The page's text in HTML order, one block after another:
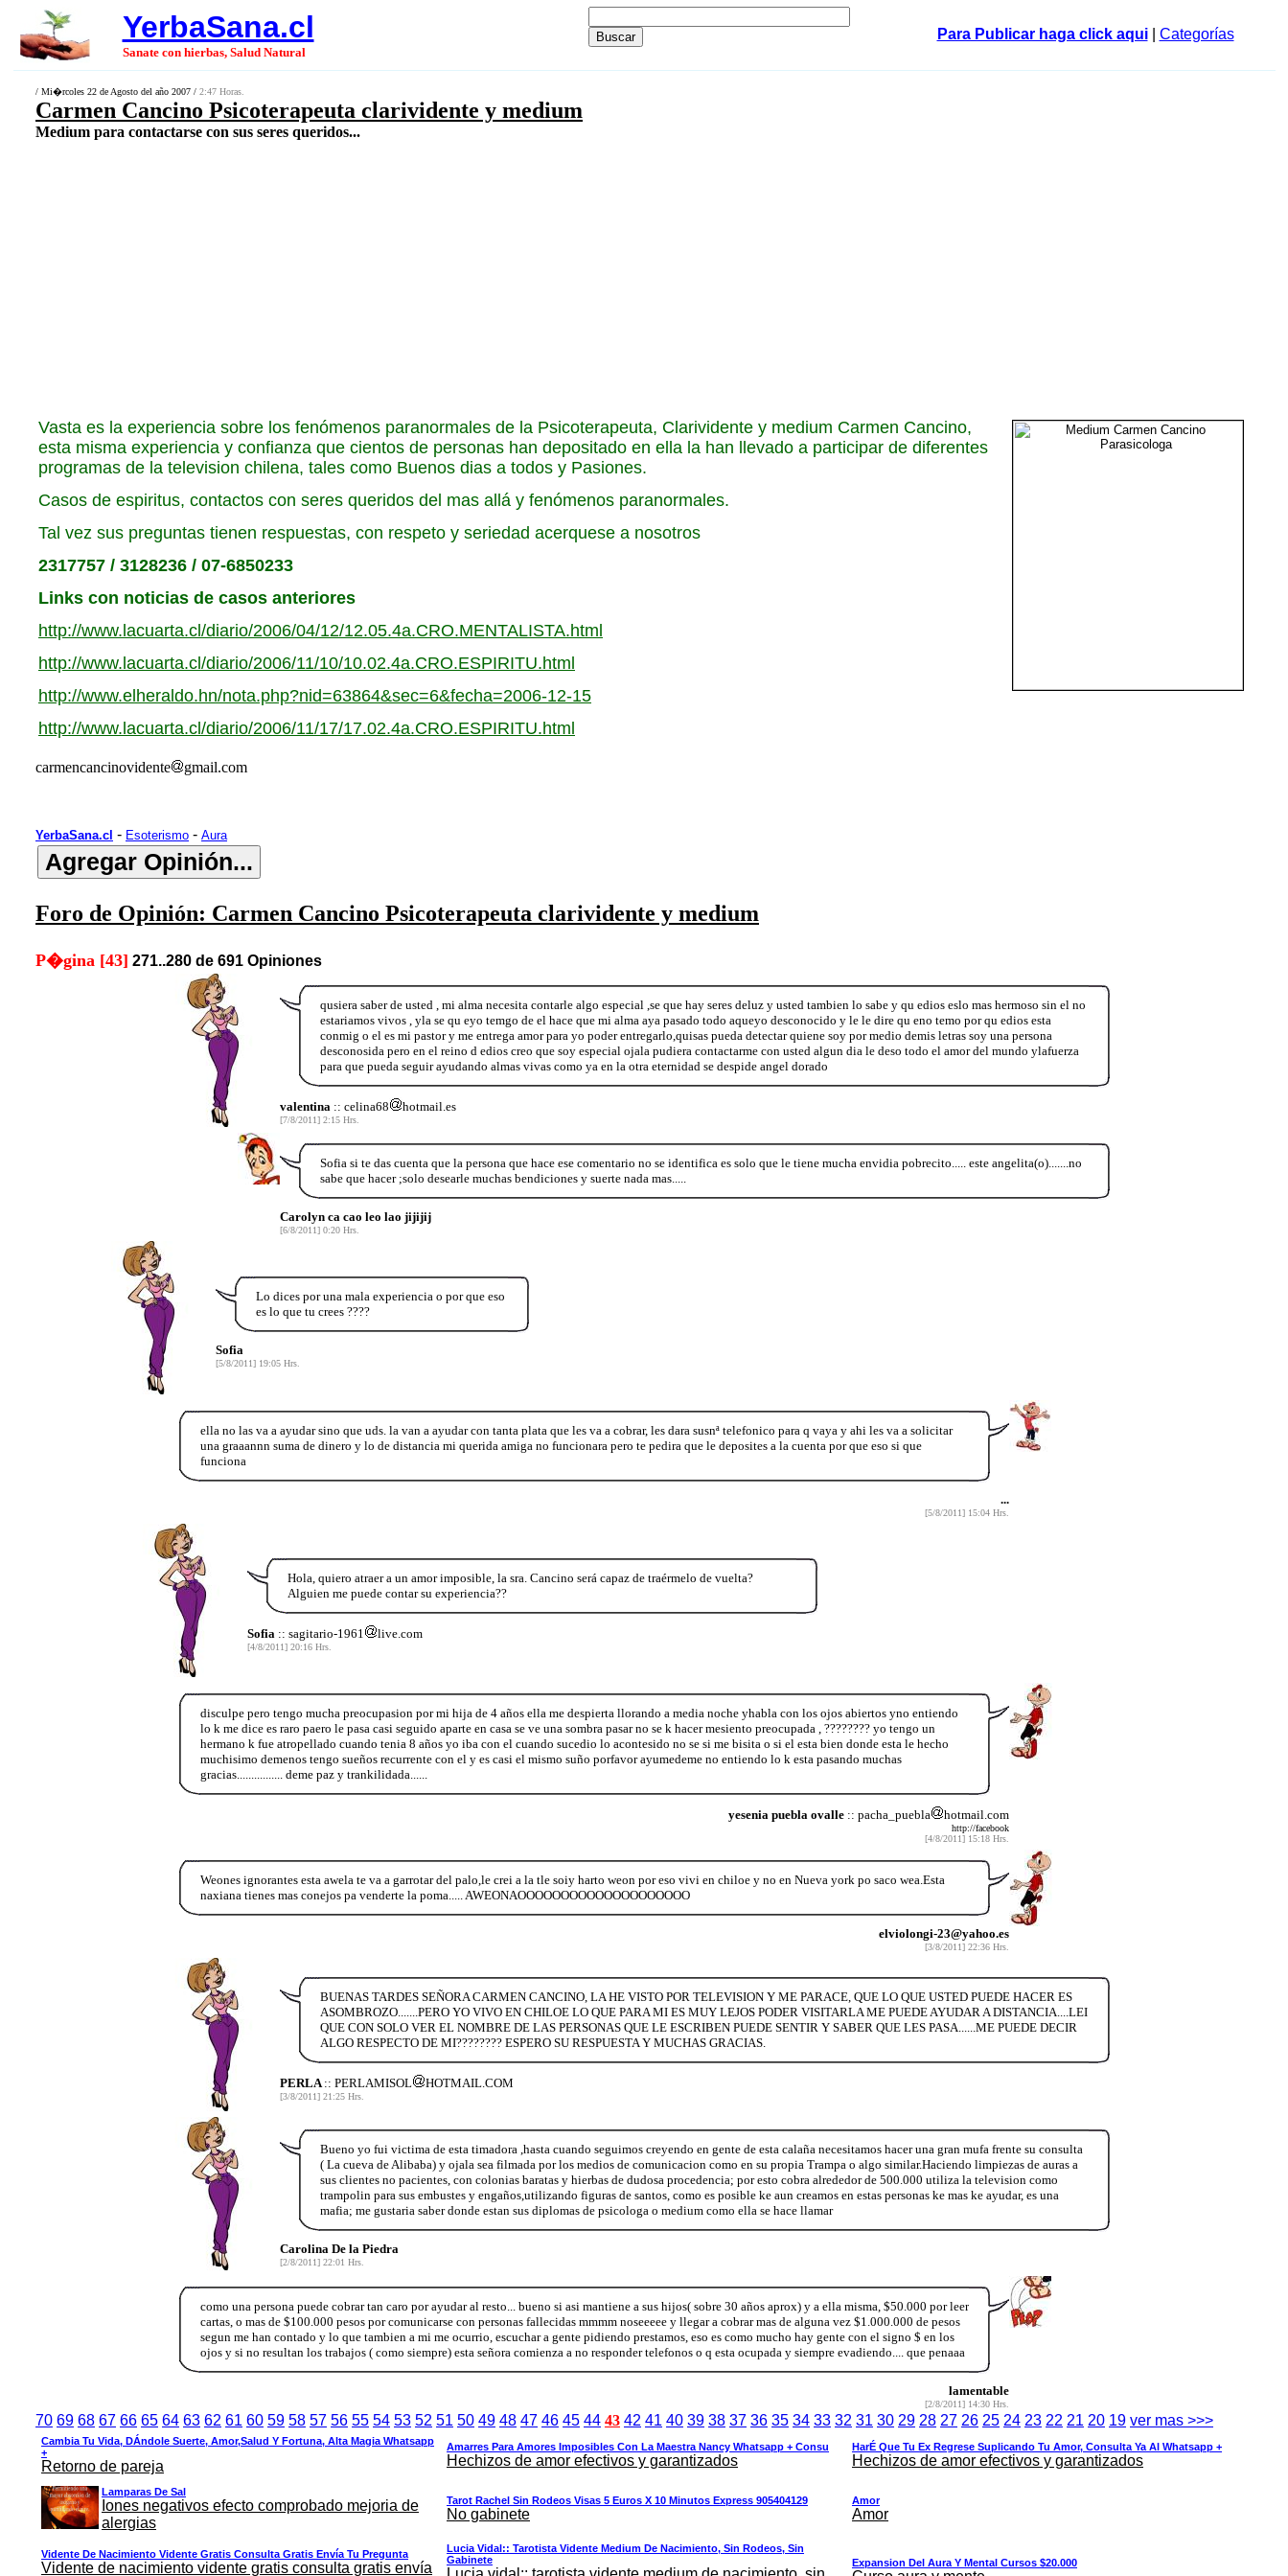
YerbaSana.cl
Sanate con hierbas, Salud Natural
Para Publicar haga click aqui| Categorías
/ Mi�rcoles 22 de Agosto del año 2007 / 2:47 Horas.
Carmen Cancino Psicoterapeuta clarividente y medium
Medium para contactarse con sus seres queridos...
Vasta es la experiencia sobre los fenómenos paranormales de la Psicoterapeuta, Clarividente y medium Carmen Cancino,
esta misma experiencia y confianza que cientos de personas han depositado en ella la han llevado a participar de diferentes
programas de la television chilena, tales como Buenos dias a todos y Pasiones.
Casos de espiritus, contactos con seres queridos del mas allá y fenómenos paranormales.
Tal vez sus preguntas tienen respuestas, con respeto y seriedad acerquese a nosotros
2317757 / 3128236 / 07-6850233
Links con noticias de casos anteriores
http://www.lacuarta.cl/diario/2006/04/12/12.05.4a.CRO.MENTALISTA.html
http://www.lacuarta.cl/diario/2006/11/10/10.02.4a.CRO.ESPIRITU.html
http://www.elheraldo.hn/nota.php?nid=63864&sec=6&fecha=2006-12-15
http://www.lacuarta.cl/diario/2006/11/17/17.02.4a.CRO.ESPIRITU.html
carmencancinovidente gmail.com
YerbaSana.cl - Esoterismo - Aura
Foro de Opinión: Carmen Cancino Psicoterapeuta clarividente y medium
P�gina [43] 271..280 de 691 Opiniones
qusiera saber de usted , mi alma necesita contarle algo especial ,se que hay seres deluz y usted tambien lo sabe y qu edios eslo mas hermoso sin el no
estariamos vivos , yla se qu eyo temgo de el hace que mi alma aya pasado todo aqueyo desconocido y le le dire qu eno temo por qu edios esta
conmig o el es mi pastor y me entrega amor para yo poder entregarlo,quisas pueda detectar quiene soy por medio demis letras soy una persona
desconosida pero en el reino d edios creo que soy especial ojala pudiera contactarme con usted algun dia le deso todo el amor del mundo ylafuerza
para que pueda seguir ayudando almas vivas como ya en la otra eternidad se despide angel dorado
valentina :: celina68 hotmail.es
[7/8/2011] 2:15 Hrs.
Sofia si te das cuenta que la persona que hace ese comentario no se identifica es solo que le tiene mucha envidia pobrecito..... este angelita(o).......no
sabe que hacer ;solo desearle muchas bendiciones y suerte nada mas.....
Carolyn ca cao leo lao jijijij
[6/8/2011] 0:20 Hrs.
Lo dices por una mala experiencia o por que eso
es lo que tu crees ????
Sofia
[5/8/2011] 19:05 Hrs.
ella no las va a ayudar sino que uds. la van a ayudar con tanta plata que les va a cobrar, les dara susnª telefonico para q vaya y ahi les va a solicitar
una graaannn suma de dinero y lo de distancia mi querida amiga no funcionara pero te pedira que le deposites a la cuenta por que eso si que
funciona
...
[5/8/2011] 15:04 Hrs.
Hola, quiero atraer a un amor imposible, la sra. Cancino será capaz de traérmelo de vuelta?
Alguien me puede contar su experiencia??
Sofia :: sagitario-1961 live.com
[4/8/2011] 20:16 Hrs.
disculpe pero tengo mucha preocupasion por mi hija de 4 años ella me despierta llorando a media noche yhabla con los ojos abiertos yno entiendo
lo k me dice es raro paero le pasa casi seguido aparte en casa se ve una sombra pasar no se k hacer mesiento preocupada , ???????? yo tengo un
hermano k fue atropellado cuando tenia 8 años yo iba con el cuando sucedio lo acontesido no se si me bisita o si el esta bien donde esta le hecho
muchisimo demenos tengo sueños recurrente con el y es casi el mismo suño porfavor ayumedeme no entiendo lo k esta pasando muchas
gracias................ deme paz y trankilidada......
yesenia puebla ovalle:: pacha_puebla hotmail.com
http://facebook
[4/8/2011] 15:18 Hrs.
Weones ignorantes esta awela te va a garrotar del palo,le crei a la tle soiy harto weon por eso vivi en chiloe y no en Nueva york po saco wea.Esta
naxiana tienes mas conejos pa venderte la poma..... AWEONAOOOOOOOOOOOOOOOOOOOO
elviolongi-23@yahoo.es
[3/8/2011] 22:36 Hrs.
BUENAS TARDES SEÑORA CARMEN CANCINO, LA HE VISTO POR TELEVISION Y ME PARACE, QUE LO QUE USTED PUEDE HACER ES
ASOMBROZO.......PERO YO VIVO EN CHILOE LO QUE PARA MI ES MUY LEJOS PODER VISITARLA ME PUEDE AYUDAR A DISTANCIA....LEI
QUE CON SOLO VER EL NOMBRE DE LAS PERSONAS QUE LE ESCRIBEN PUEDE SENTIR Y SABER QUE LES PASA......ME PUEDE DECIR
ALGO RESPECTO DE MI???????? ESPERO SU RESPUESTA Y MUCHAS GRACIAS.
PERLA :: PERLAMISOL HOTMAIL.COM
[3/8/2011] 21:25 Hrs.
Bueno yo fui victima de esta timadora ,hasta cuando seguimos creyendo en gente de esta calaña necesitamos hacer una gran mufa frente su consulta
( La cueva de Alibaba) y ojala sea filmada por los medios de comunicacion como en su propia Trampa o algo similar.Haciendo limpiezas de auras a
sus clientes no pacientes, con colonias baratas y hierbas de dudosa procedencia; por esto cobra alrededor de 500.000 utiliza la television como
trampolin para sus embustes y engaños,utilizando figuras de santos, como es posible ke aun creamos en estas personas ke mas ke ayudar, es una
mafia; me gustaria saber donde estan sus diplomas de psicologa o medium como ella se hace llamar
Carolina De la Piedra
[2/8/2011] 22:01 Hrs.
como una persona puede cobrar tan caro por ayudar al resto... bueno si asi mantiene a sus hijos( sobre 30 años aprox) y a ella misma, $50.000 por leer
cartas, o mas de $100.000 pesos por comunicarse con personas fallecidas mmmm noseeeee y llegar a cobrar mas de alguna vez $1.000.000 de pesos
segun me han contado y lo que tambien a mi me ocurrio, escuchar a gente pidiendo prestamos, eso es como mucho hay gente con el signo $ en los
ojos y si no resultan los trabajos ( como siempre) esta señora comienza a no responder telefonos o q esta ocupada y siempre evadiendo.... que penaaa
lamentable
[2/8/2011] 14:30 Hrs.
70 69 68 67 66 65 64 63 62 61 60 59 58 57 56 55 54 53 52 51 50 49 48 47 46 45 44 43 42 41 40 39 38 37 36 35 34 33 32 31 30 29 28 27 26 25 24 23 22 21 20 19 ver mas >>>
Cambia Tu Vida, DÁndole Suerte, Amor,salud Y Fortuna, Alta Magia Whatsapp
+
Retorno de pareja
Amarres Para Amores Imposibles Con La Maestra Nancy Whatsapp + Consu
Hechizos de amor efectivos y garantizados
HarÉ Que Tu Ex Regrese Suplicando Tu Amor, Consulta Ya Al Whatsapp +
Hechizos de amor efectivos y garantizados
Lamparas De Sal
Iones negativos efecto comprobado mejoria de
alergias
Tarot Rachel Sin Rodeos Visas 5 Euros X 10 Minutos Express 905404129
No gabinete
Amor
Amor
Vidente De Nacimiento Vidente Gratis Consulta Gratis Envía Tu Pregunta
Vidente de nacimiento vidente gratis consulta gratis envía
Lucia Vidal:: Tarotista Vidente Medium De Nacimiento, Sin Rodeos, Sin
Gabinete
Expansion Del Aura Y Mental Cursos $20.000